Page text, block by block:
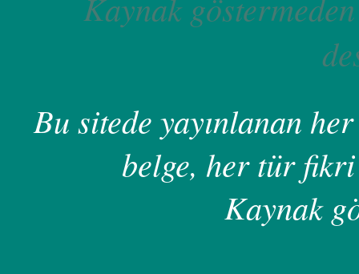
Bu sitede yayınlanan
belge, her tür
Kaynak